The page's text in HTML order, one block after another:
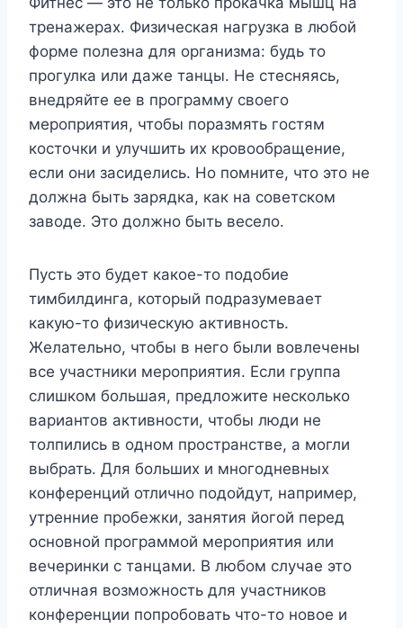
тренажерах. Физическая нагрузка в любой
форме полезна для организма: будь то
прогулка или даже танцы. Не стесняясь,
внедряйте ее в программу своего
мероприятия, чтобы поразмять гостям
косточки и улучшить их кровообращение,
если они засиделись. Но помните, что это не
должна быть зарядка, как на советском
заводе. Это должно быть весело.
Пусть это будет какое-то подобие
тимбилдинга, который подразумевает
какую-то физическую активность.
Желательно, чтобы в него были вовлечены
все участники мероприятия. Если группа
слишком большая, предложите несколько
вариантов активности, чтобы люди не
толпились в одном пространстве, а могли
выбрать. Для больших и многодневных
конференций отлично подойдут, например,
утренние пробежки, занятия йогой перед
основной программой мероприятия или
вечеринки с танцами. В любом случае это
отличная возможность для участников
конференции попробовать что-то новое и